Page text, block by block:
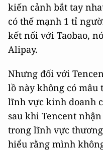
kiến ​​cảnh bắt tay
có thế mạnh 1 tỉ
kết nối với Taobao,
Alipay.
Nhưng đối với
lồ này không có
lĩnh vực kinh doanh
sau khi Tencent
trong lĩnh vực
hiểu rằng mình